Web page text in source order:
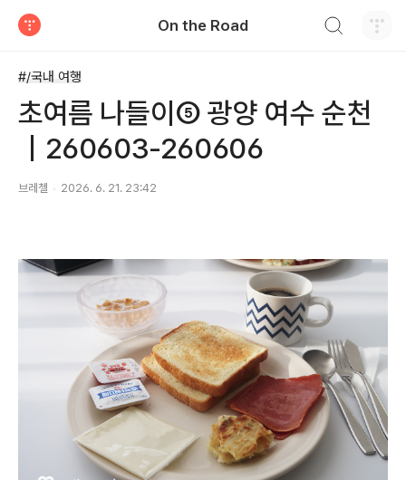
On the Road
#/국내 여행
초여름 나들이⑤ 광양 여수 순천
｜260603-260606
브레첼 2026. 6. 21. 23:42